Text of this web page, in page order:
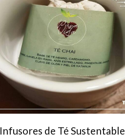
Infusores de Té Sustentable